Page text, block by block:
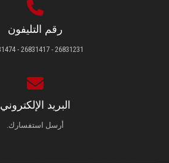
رقم التليفون
26831231 - 26831417 - 26831474
البريد الإلكتروني
أرسل استفسارك.